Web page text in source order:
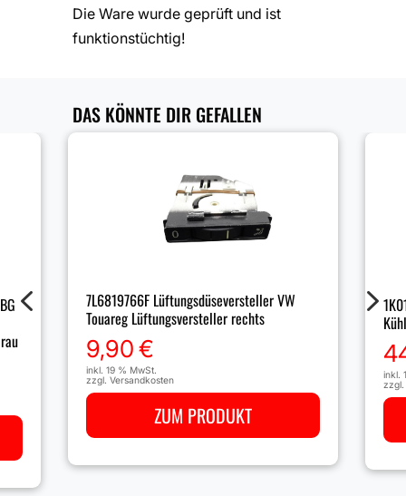
Die Ware wurde geprüft und ist
funktionstüchtig!
DAS KÖNNTE DIR GEFALLEN
7L6819766F Lüftungsdüseversteller VW
Touareg Lüftungsversteller rechts
9,90€
inkl. 19 % MwSt.
zzgl. Versandkosten
ZUM PRODUKT
inkl.
zzgl.
4 5